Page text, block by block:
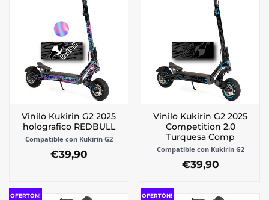
Vinilo Kukirin G2 2025
holografico REDBULL
Compatible con Kukirin G2
€39,90
Vinilo Kukirin G2 2025
Competition 2.0
Turquesa Comp
Compatible con Kukirin G2
€39,90
OFERTÓN! OFERTÓN!